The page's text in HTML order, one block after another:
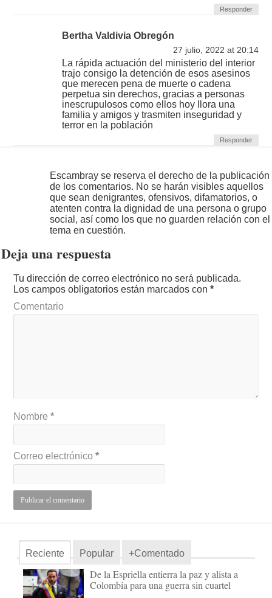
Responder
Bertha Valdivia Obregón
27 julio, 2022 at 20:14
La rápida actuación del ministerio del interior
trajo consigo la detención de esos asesinos
que merecen pena de muerte o cadena
perpetua sin derechos, gracias a personas
inescrupulosos como ellos hoy llora una
familia y amigos y trasmiten inseguridad y
terror en la población
Responder
Escambray se reserva el derecho de la publicación
de los comentarios. No se harán visibles aquellos
que sean denigrantes, ofensivos, difamatorios, o
atenten contra la dignidad de una persona o grupo
social, así como los que no guarden relación con el
tema en cuestión.
Deja una respuesta
Tu dirección de correo electrónico no será publicada.
Los campos obligatorios están marcados con*
Comentario
Nombre*
Correo electrónico*
Reciente Popular +Comentado
De la Espriella entierra la paz y alista a
Colombia para una guerra sin cuartel